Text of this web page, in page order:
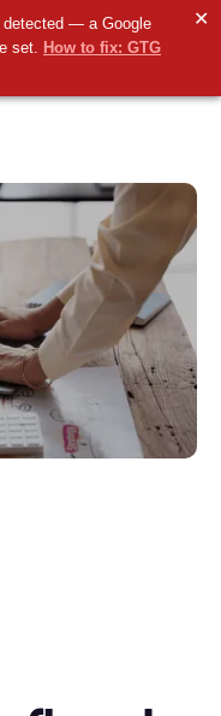
— a Google
set. How to fix: GTG
✕